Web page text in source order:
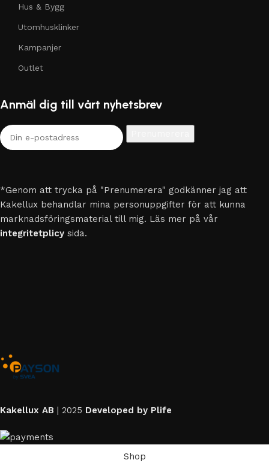
Hus & Bygg
Utomhusklinker
Kampanjer
Outlet
Anmäl dig till vårt nyhetsbrev
*Genom att trycka på "Prenumerera" godkänner jag att
Kakellux behandlar mina personuppgifter för att kunna
marknadsföringsmaterial till mig. Läs mer på vår
integritetplicy sida.
Kakellux AB | 2025 Developed by Plife
Shop